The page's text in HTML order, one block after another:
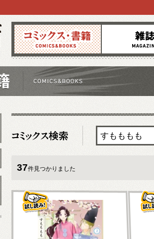
コミックス 雑誌
37件見つかりました